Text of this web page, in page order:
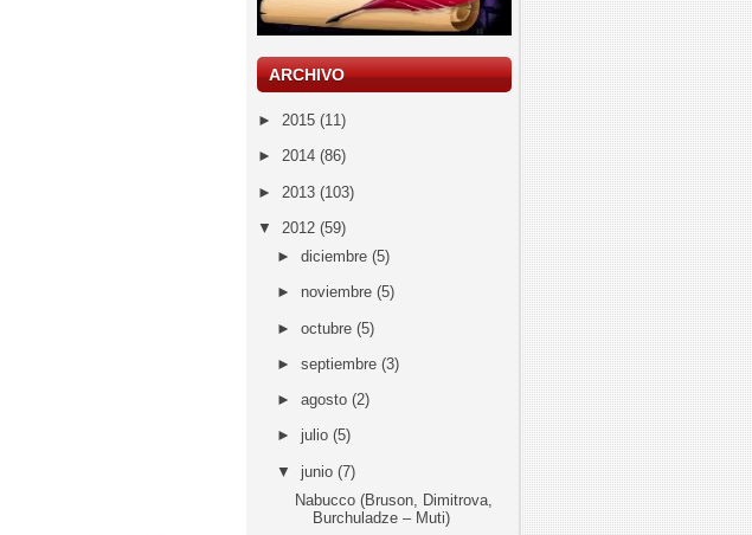
ARCHIVO
► 2015 (11)
► 2014 (86)
► 2013 (103)
▼ 2012 (59)
► diciembre (5)
► noviembre (5)
► octubre (5)
► septiembre (3)
► agosto (2)
► julio (5)
▼ junio (7)
Nabucco (Bruson, Dimitrova,
Burchuladze – Muti)